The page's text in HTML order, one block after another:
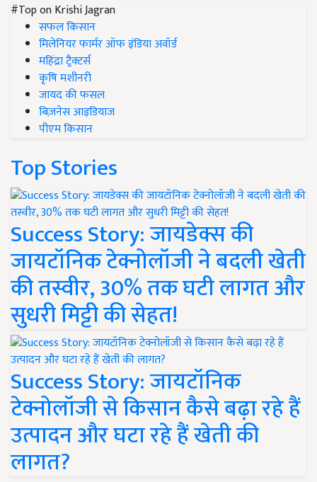
#Top on Krishi Jagran
सफल किसान
मिलेनियर फार्मर ऑफ इंडिया अवॉर्ड
महिंद्रा ट्रैक्टर्स
कृषि मशीनरी
जायद की फसल
बिज़नेस आइडियाज
पीएम किसान
Top Stories
Success Story: जायडेक्स की
जायटॉनिक टेक्नोलॉजी ने बदली खेती
की तस्वीर, 30% तक घटी लागत और
सुधरी मिट्टी की सेहत!
Success Story: जायटॉनिक
टेक्नोलॉजी से किसान कैसे बढ़ा रहे हैं
उत्पादन और घटा रहे हैं खेती की
लागत?